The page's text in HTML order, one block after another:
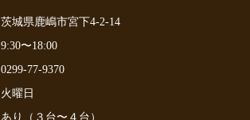
茨城県鹿嶋市宮下4-2-14
9:30〜18:00
0299-77-9370
火曜日
あり（３台〜４台）